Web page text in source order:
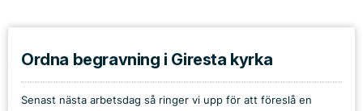
Ordna begravning i Giresta kyrka
Senast nästa arbetsdag så ringer vi upp för att föreslå en